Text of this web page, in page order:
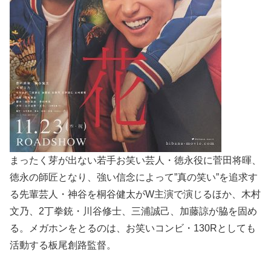
まったく芽が出ない若手お笑い芸人・徳永役に菅田将暉、
徳永の師匠となり、強い信念によって”真の笑い”を追求す
る先輩芸人・神谷を桐谷健太がW主演で演じるほか、木村
文乃、2丁拳銃・川谷修士、三浦誠己、加藤諒が脇を固め
る。メガホンをとるのは、お笑いコンビ・130Rとしても
活動する板尾創路監督。